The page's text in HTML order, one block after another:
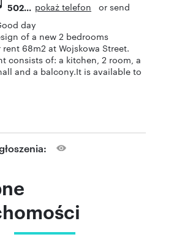
502 pokaż telefon
or send
day
of a new 2 bedrooms
68m2 at Wojskowa Street.
consists of: a kitchen, 2 room, a
and a balcony.It is available to
is informative and does
av en 2 roms leilighet til leie
Street. Denne leiligheten
med kjøkken, sovrom, et bad,
Den er tilgjengelig for å